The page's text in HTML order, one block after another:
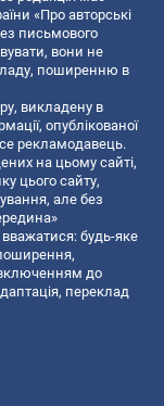
«Про авторські
письмового
вони не
поширенню в
викладену в
опублікованої
рекламодавець.
на цьому сайті,
цього сайту,
але без
будь-яке
до
переклад